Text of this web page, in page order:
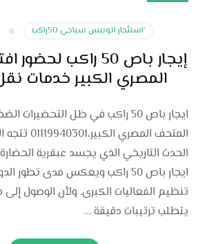
‘استئجار اتوبيس سياحي 50راكب
إيجار باص 50 راكب
المصري الكبير خدمات
ايجار باص 50 راكب في ظل التحضيرات
المتحف المصري
الحدث التاريخي الذي يجسد عبقرية
ايجار باص 50 راكب ويعكس مدى تطور
تنظيم الفعاليات الكبرى. ولأن الوصول إلى
يتطلب ترتيبات دقيقة …